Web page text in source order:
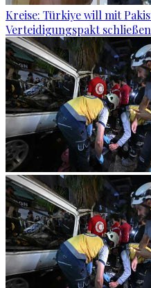
Kreise: Türkiye will mit
Verteidigungspakt schließen